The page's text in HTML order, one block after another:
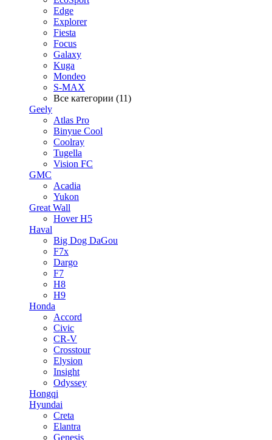
Edge
Explorer
Fiesta
Focus
Galaxy
Kuga
Mondeo
S-MAX
Все категории (11)
Geely
Atlas Pro
Binyue Cool
Coolray
Tugella
Vision FC
GMC
Acadia
Yukon
Great Wall
Hover H5
Haval
Big Dog DaGou
F7x
Dargo
F7
H8
H9
Honda
Accord
Civic
CR-V
Crosstour
Elysion
Insight
Odyssey
Hongqi
Hyundai
Creta
Elantra
Genesis